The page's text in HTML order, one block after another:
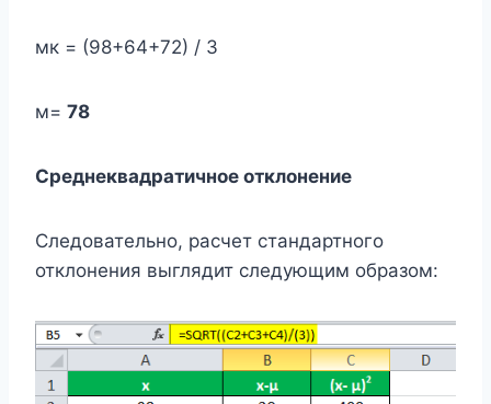
мк = (98+64+72) / 3
м= 78
Среднеквадратичное отклонение
Следовательно, расчет стандартного
отклонения выглядит следующим образом: